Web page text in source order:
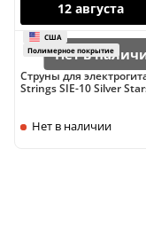
12 августа
Струны для
Strings SIE-10 Silver